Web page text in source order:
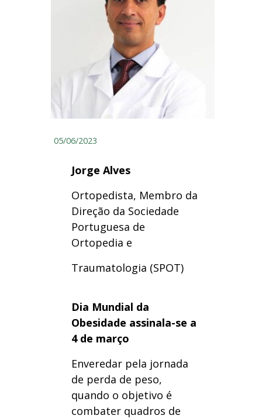
05/06/2023
Jorge Alves
Ortopedista, Membro da
Direção da Sociedade
Portuguesa de
Ortopedia e
Traumatologia (SPOT)
Dia Mundial da
Obesidade assinala-se a
4 de março
Enveredar pela jornada
de perda de peso,
quando o objetivo é
combater quadros de